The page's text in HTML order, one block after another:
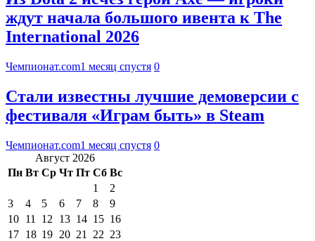
ждут начала большого ивента к The
International 2026
Чемпионат.com1 месяц спустя 0
Стали известны лучшие демоверсии с
фестиваля «Играм быть» в Steam
Чемпионат.com1 месяц спустя 0
Август 2026
Пн Вт Ср Чт Пт Сб Вс
1
2
3
4 5 6 7 8
9
10 11 12 13 14 15 16
17 18 19 20 21 22 23